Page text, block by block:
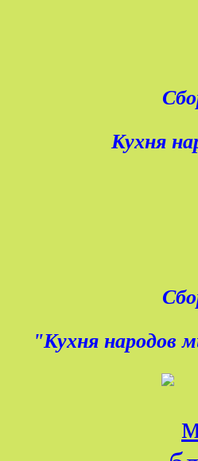
Кухня
"Кухня народов